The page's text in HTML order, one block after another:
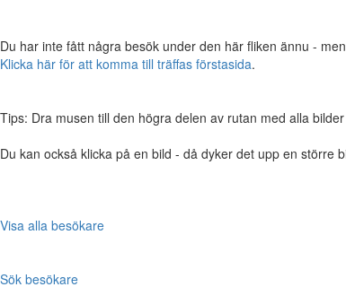
Du har inte fått några besök under den här fliken ännu -
Klicka här för att komma till träffas förstasida.
Tips: Dra musen till den högra delen av rutan med alla
Du kan också klicka på en bild - då dyker det upp en
Visa alla besökare
Sök besökare